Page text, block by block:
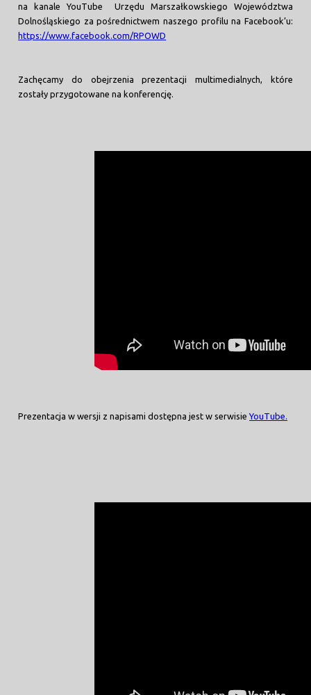
na kanale YouTube Urzędu Marszałkowskiego Województwa
Dolnośląskiego za pośrednictwem naszego profilu na Facebook’u:
https://www.facebook.com/RPOWD
Zachęcamy do obejrzenia prezentacji multimedialnych, które
zostały przygotowane na konferencję.
Prezentacja w wersji z napisami dostępna jest w serwisieYouTube.